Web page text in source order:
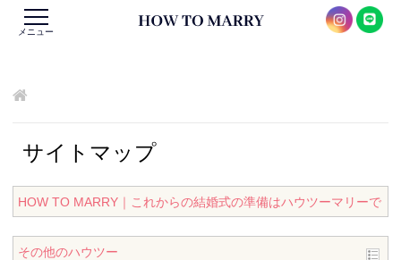
メニュー
サイトマップ
HOW TO MARRY｜これからの結婚式の準備はハウツーマリーで
その他のハウツー